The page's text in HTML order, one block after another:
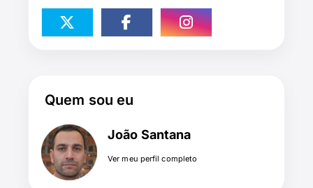
Quem sou eu
João Santana
Ver meu perfil completo